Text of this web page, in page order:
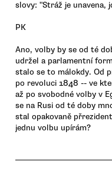
slovy: "Stráž je unavena,
PK
Ano, volby by se od té
udržel a parlamentní
stalo se to málokdy. Od
po revoluci 1848 -- ve
až po svobodné volby v
se na Rusi od té doby
stal opakovaně
jednu volbu upírám?